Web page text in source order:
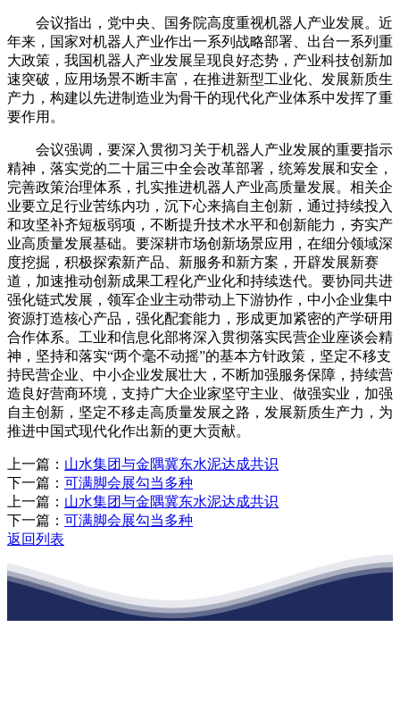
会议指出，党中央、国务院高度重视机器人产业发展。近
年来，国家对机器人产业作出一系列战略部署、出台一系列重
大政策，我国机器人产业发展呈现良好态势，产业科技创新加
速突破，应用场景不断丰富，在推进新型工业化、发展新质生
产力，构建以先进制造业为骨干的现代化产业体系中发挥了重
要作用。
会议强调，要深入贯彻习关于机器人产业发展的重要指示
精神，落实党的二十届三中全会改革部署，统筹发展和安全，
完善政策治理体系，扎实推进机器人产业高质量发展。相关企
业要立足行业苦练内功，沉下心来搞自主创新，通过持续投入
和攻坚补齐短板弱项，不断提升技术水平和创新能力，夯实产
业高质量发展基础。要深耕市场创新场景应用，在细分领域深
度挖掘，积极探索新产品、新服务和新方案，开辟发展新赛
道，加速推动创新成果工程化产业化和持续迭代。要协同共进
强化链式发展，领军企业主动带动上下游协作，中小企业集中
资源打造核心产品，强化配套能力，形成更加紧密的产学研用
合作体系。工业和信息化部将深入贯彻落实民营企业座谈会精
神，坚持和落实“两个毫不动摇”的基本方针政策，坚定不移支
持民营企业、中小企业发展壮大，不断加强服务保障，持续营
造良好营商环境，支持广大企业家坚守主业、做强实业，加强
自主创新，坚定不移走高质量发展之路，发展新质生产力，为
推进中国式现代化作出新的更大贡献。
上一篇： 山水集团与金隅冀东水泥达成共识
下一篇： 可满脚会展勾当多种
上一篇： 山水集团与金隅冀东水泥达成共识
下一篇： 可满脚会展勾当多种
返回列表